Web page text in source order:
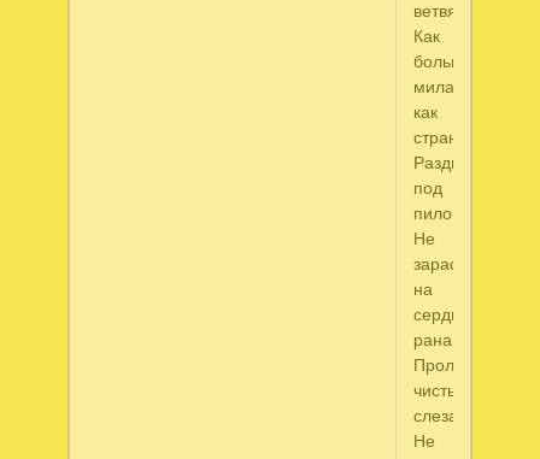
ветвями,-
Как
больно,
милая,
как
странно
Раздваиваться
под
пилой.
Не
зарастет
на
сердце
рана,
Прольется
чистыми
слезами,
Не